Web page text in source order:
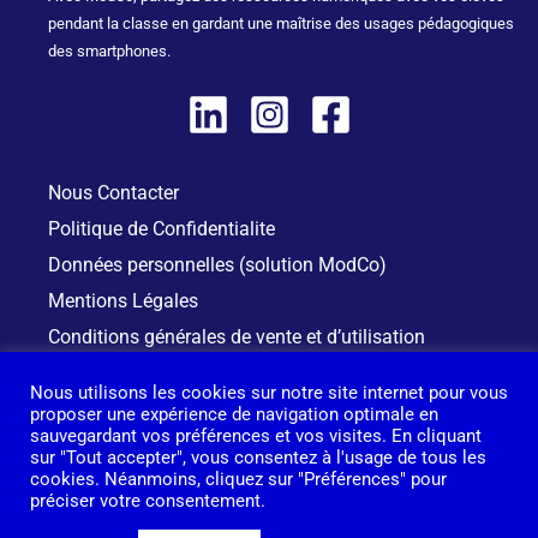
pendant la classe en gardant une maîtrise des usages pédagogiques
des smartphones.
Nous Contacter
Politique de Confidentialite
Données personnelles (solution ModCo)
Mentions Légales
Conditions générales de vente et d’utilisation
Copyright© 2026 ModCo
Powered by ModCo
Nous utilisons les cookies sur notre site internet pour vous
proposer une expérience de navigation optimale en
sauvegardant vos préférences et vos visites. En cliquant
sur "Tout accepter", vous consentez à l'usage de tous les
cookies. Néanmoins, cliquez sur "Préférences" pour
préciser votre consentement.